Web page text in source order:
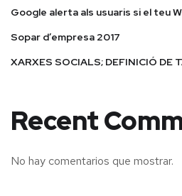
Google alerta als usuaris si el teu
Sopar d’empresa 2017
XARXES SOCIALS; DEFINICIÓ DE
Recent
No hay comentarios que mostrar.